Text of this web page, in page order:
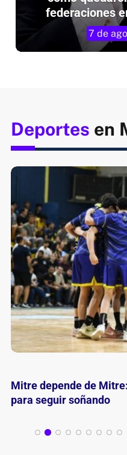
federaciones
7 de
Deportes en
River golpeó primero y
ascenso